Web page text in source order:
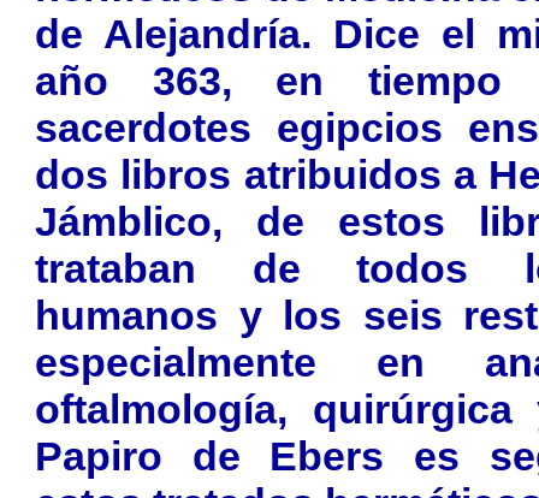
de Alejandría. Dice el
año 363, en tiempo
sacerdotes egipcios
dos libros atribuidos a
Jámblico, de estos
trataban de todos
humanos y los seis
especialmente en
oftalmología,
Papiro de Ebers es